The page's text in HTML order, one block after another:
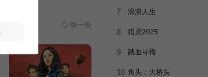
换一换
7 浪浪人生
8 猎虎2025
9 踏血寻梅
10 角头：大桥头